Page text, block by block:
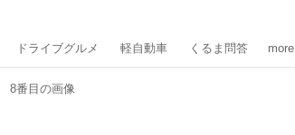
ドライブグルメ 軽自動車 くるま問答 more
8番目の画像